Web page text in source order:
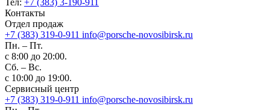
Тел: +7 (383) 3-190-911
Контакты
Отдел продаж
+7 (383) 319-0-911 info@porsche-novosibirsk.ru
Пн. – Пт.
с 8:00 до 20:00.
Сб. – Вс.
с 10:00 до 19:00.
Сервисный центр
+7 (383) 319-0-911 info@porsche-novosibirsk.ru